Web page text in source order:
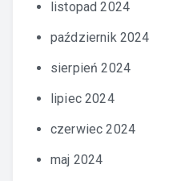
listopad 2024
październik 2024
sierpień 2024
lipiec 2024
czerwiec 2024
maj 2024